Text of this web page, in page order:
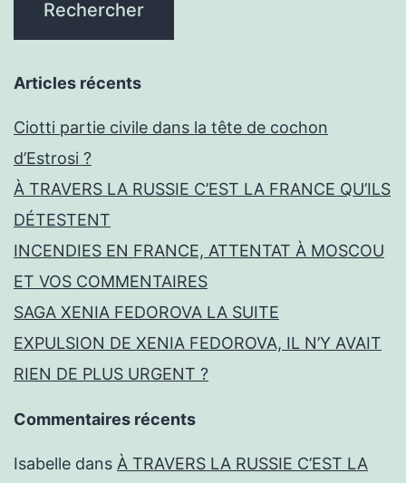
Articles récents
Ciotti partie civile dans la tête de cochon
d’Estrosi ?
À TRAVERS LA RUSSIE C’EST LA FRANCE QU’ILS
DÉTESTENT
INCENDIES EN FRANCE, ATTENTAT À MOSCOU
ET VOS COMMENTAIRES
SAGA XENIA FEDOROVA LA SUITE
EXPULSION DE XENIA FEDOROVA, IL N’Y AVAIT
RIEN DE PLUS URGENT ?
Commentaires récents
Isabelle dans À TRAVERS LA RUSSIE C’EST LA